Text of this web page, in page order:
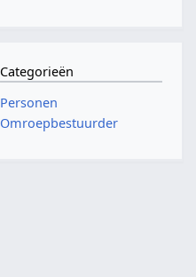
Categorieën
Personen
Omroepbestuurder